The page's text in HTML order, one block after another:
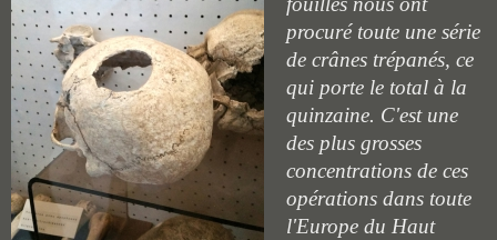
procuré toute une série
de crânes trépanés, ce
qui porte le total à la
quinzaine. C'est une
des plus grosses
concentrations de ces
opérations dans toute
l'Europe du Haut